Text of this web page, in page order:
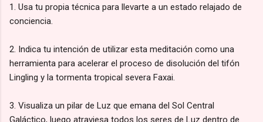
1. Usa tu propia técnica para llevarte a un estado relajado de
conciencia.
2. Indica tu intención de utilizar esta meditación como una
herramienta para acelerar el proceso de disolución del tifón
Lingling y la tormenta tropical severa Faxai.
3. Visualiza un pilar de Luz que emana del Sol Central
Galáctico, luego atraviesa todos los seres de Luz dentro de